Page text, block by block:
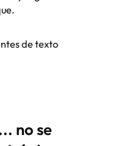
de texto
no se